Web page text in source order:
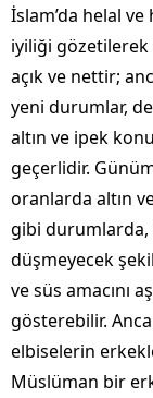
İslam’da helal
iyiliği gözetilerek
açık ve nettir;
yeni durumlar,
altın ve ipek
geçerlidir.
oranlarda altın
gibi durumlarda,
düşmeyecek
ve süs amacını
gösterebilir.
elbiselerin
Müslüman bir